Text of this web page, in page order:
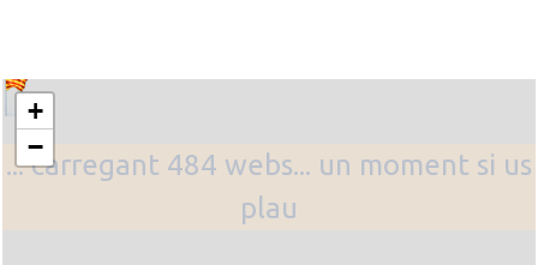
... carregant 484 webs... un moment si us
plau
+
−